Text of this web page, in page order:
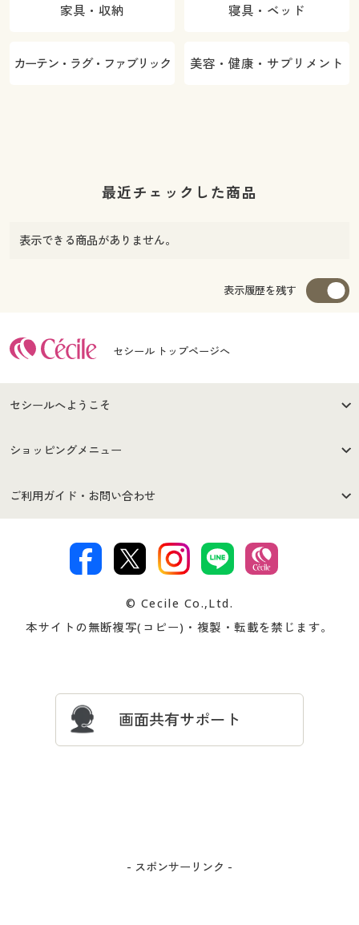
家具・収納 寝具・ベッド
カーテン・ラグ・ファブリック 美容・健康・サプリメント
最近チェックした商品
表示できる商品がありません。
表示履歴を残す
セシール トップページへ
セシールへようこそ
はじめての方へ
セシールご利用規約
著作権・商標について 会社案内
ショッピングメニュー
商品カテゴリ
プレゼント＆キャンペーン サイトマップ
ご利用ガイド・お問い合わせ
交換・返品は お支払は
ついて
忘れの場合
© Cecile Co.,Ltd.
本サイトの無断複写(コピー)・複製・転載を禁じます。
画面共有サポート
- スポンサーリンク -